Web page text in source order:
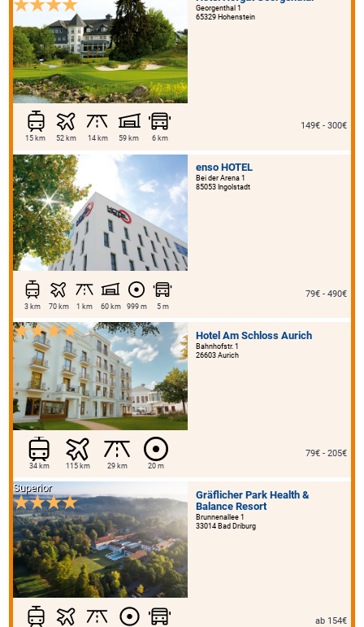
Georgenthal 1
65329 Hohenstein
15 km 52 km 14 km 59 km 6 km
149€ - 300€
enso HOTEL
Bei der Arena 1
85053 Ingolstadt
3 km 70 km 1 km 60 km 999 m 5 m
79€ - 490€
Hotel Am Schloss Aurich
Bahnhofstr. 1
26603 Aurich
34 km 115 km 29 km 20 m
79€ - 205€
Gräflicher Park Health &
Balance Resort
Brunnenallee 1
33014 Bad Driburg
Superior
ab 154€